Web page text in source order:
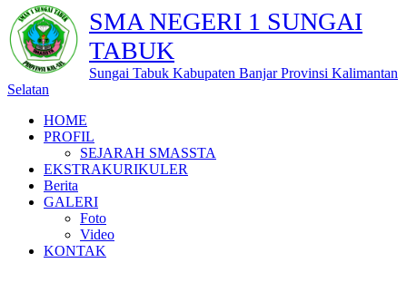
SMA NEGERI 1 SUNGAI
TABUK
Sungai Tabuk Kabupaten Banjar Provinsi Kalimantan
Selatan
HOME
PROFIL
SEJARAH SMASSTA
EKSTRAKURIKULER
Berita
GALERI
Foto
Video
KONTAK